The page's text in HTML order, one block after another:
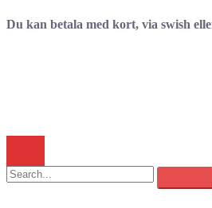
Du kan betala med kort, via swish